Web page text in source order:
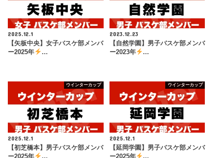
2025.12.1
【矢板中央】女子バスケ部メンバ
ー2025年
…
2023.12.23
【自然学園】男子バスケ部メンバ
ー2023年
…
ウインターカップ
2025.12.1
【初芝橋本】男子バスケ部メンバ
ー2025年
…
ウインターカップ
2025.12.1
【延岡学園】男子バスケ部メンバ
ー2025年
…